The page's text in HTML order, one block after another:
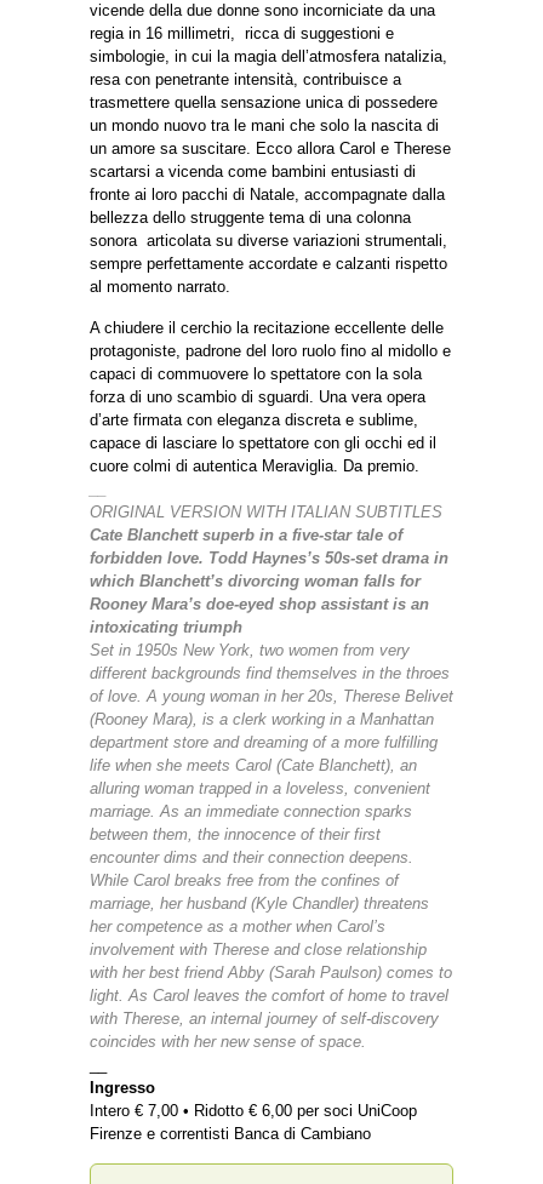
vicende della due donne sono incorniciate da una
regia in 16 millimetri, ricca di suggestioni e
simbologie, in cui la magia dell’atmosfera natalizia,
resa con penetrante intensità, contribuisce a
trasmettere quella sensazione unica di possedere
un mondo nuovo tra le mani che solo la nascita di
un amore sa suscitare. Ecco allora Carol e Therese
scartarsi a vicenda come bambini entusiasti di
fronte ai loro pacchi di Natale, accompagnate dalla
bellezza dello struggente tema di una colonna
sonora articolata su diverse variazioni strumentali,
sempre perfettamente accordate e calzanti rispetto
al momento narrato.
A chiudere il cerchio la recitazione eccellente delle
protagoniste, padrone del loro ruolo fino al midollo e
capaci di commuovere lo spettatore con la sola
forza di uno scambio di sguardi. Una vera opera
d’arte firmata con eleganza discreta e sublime,
capace di lasciare lo spettatore con gli occhi ed il
cuore colmi di autentica Meraviglia. Da premio.
ORIGINAL VERSION WITH ITALIAN SUBTITLES
Cate Blanchett superb in a five-star tale of
forbidden love. Todd Haynes’s 50s-set drama in
which Blanchett’s divorcing woman falls for
Rooney Mara’s doe-eyed shop assistant is an
intoxicating triumph
Set in 1950s New York, two women from very
different backgrounds find themselves in the throes
of love. A young woman in her 20s, Therese Belivet
(Rooney Mara), is a clerk working in a Manhattan
department store and dreaming of a more fulfilling
life when she meets Carol (Cate Blanchett), an
alluring woman trapped in a loveless, convenient
marriage. As an immediate connection sparks
between them, the innocence of their first
encounter dims and their connection deepens.
While Carol breaks free from the confines of
marriage, her husband (Kyle Chandler) threatens
her competence as a mother when Carol’s
involvement with Therese and close relationship
with her best friend Abby (Sarah Paulson) comes to
light. As Carol leaves the comfort of home to travel
with Therese, an internal journey of self-discovery
coincides with her new sense of space.
Ingresso
Intero € 7,00 • Ridotto € 6,00 per soci UniCoop
Firenze e correntisti Banca di Cambiano